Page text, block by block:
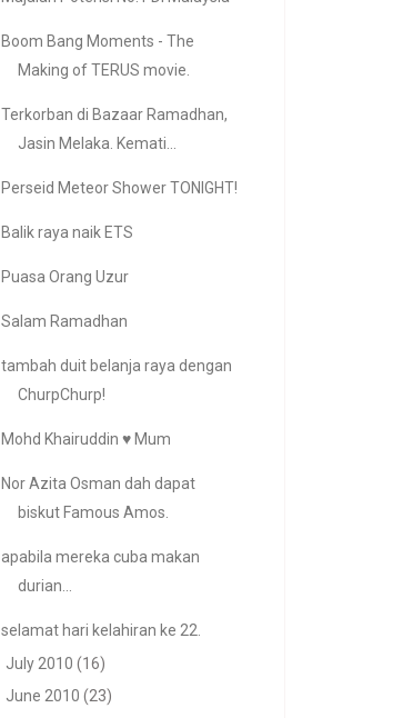
Boom Bang Moments - The
Making of TERUS movie.
Terkorban di Bazaar Ramadhan,
Jasin Melaka. Kemati...
Perseid Meteor Shower TONIGHT!
Balik raya naik ETS
Puasa Orang Uzur
Salam Ramadhan
tambah duit belanja raya dengan
ChurpChurp!
Mohd Khairuddin ♥ Mum
Nor Azita Osman dah dapat
biskut Famous Amos.
apabila mereka cuba makan
durian...
selamat hari kelahiran ke 22.
July 2010 (16)
June 2010 (23)